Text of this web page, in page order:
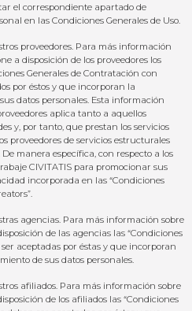
el correspondiente apartado de
en las Condiciones Generales de Uso.
proveedores. Para más información
a disposición de los proveedores los
Generales de Contratación con
por éstos y que incorporan la
datos personales. Esta información
aplica tanto a aquellos
y, por tanto, que prestan los servicios
proveedores de servicios estructurales
manera específica, con respecto a los
CIVITATIS para promocionar sus
incorporada en las “Condiciones
agencias. Para más información sobre
de las agencias las “Condiciones
aceptadas por éstas y que incorporan
de sus datos personales.
afiliados. Para más información sobre
de los afiliados las “Condiciones